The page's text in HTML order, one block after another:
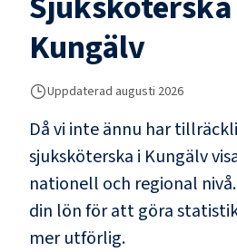
Kungälv
Uppdaterad augusti 2026
Då vi inte ännu har
sjuksköterska i Kungälv
nationell och regional
din lön för att göra
mer utförlig.